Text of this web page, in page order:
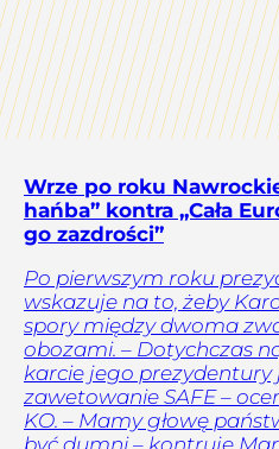
Wrze po roku
hańba” kontra „Cała
go zazdrości”
Po pierwszym roku
wskazuje na to, żeby
spory między dwoma
obozami. – Dotychczas
karcie jego prezydentury
zawetowanie SAFE –
KO. – Mamy głowę
być dumni – kontruje